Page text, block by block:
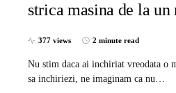
strica masina de la un
377 views 2 minute read
Nu stim daca ai inchiriat vreodata o
sa inchiriezi, ne imaginam ca nu…